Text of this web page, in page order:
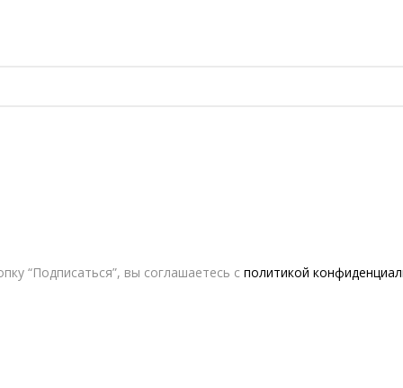
“Подписаться”, вы соглашаетесь с политикой